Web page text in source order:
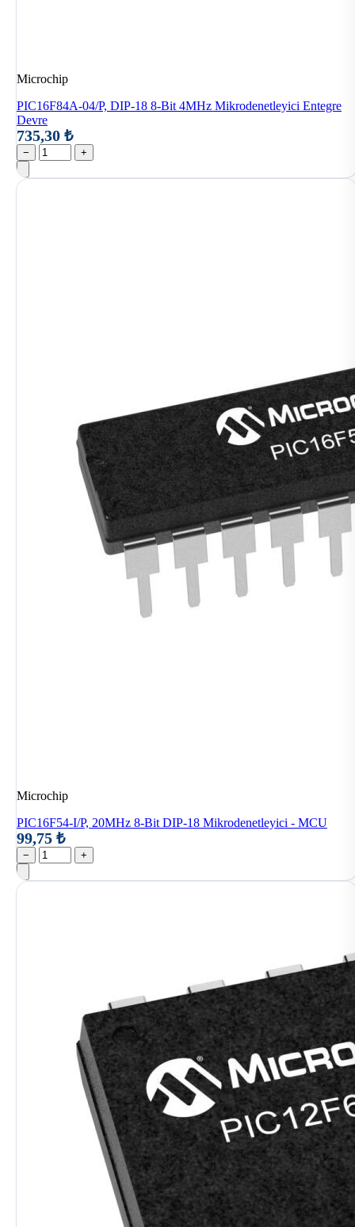
Microchip
PIC16F84A-04/P, DIP-18 8-Bit 4MHz Mikrodenetleyici Entegre
Devre
735,30 ₺
− +
Microchip
PIC16F54-I/P, 20MHz 8-Bit DIP-18 Mikrodenetleyici - MCU
99,75 ₺
− +